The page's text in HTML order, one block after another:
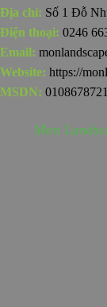
Địa chỉ: Số 1 Đỗ
Điện thoại: 0246
Email:
Website: https://
MSDN: 0108678721
Mon